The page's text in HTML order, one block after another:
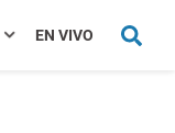
EN VIVO